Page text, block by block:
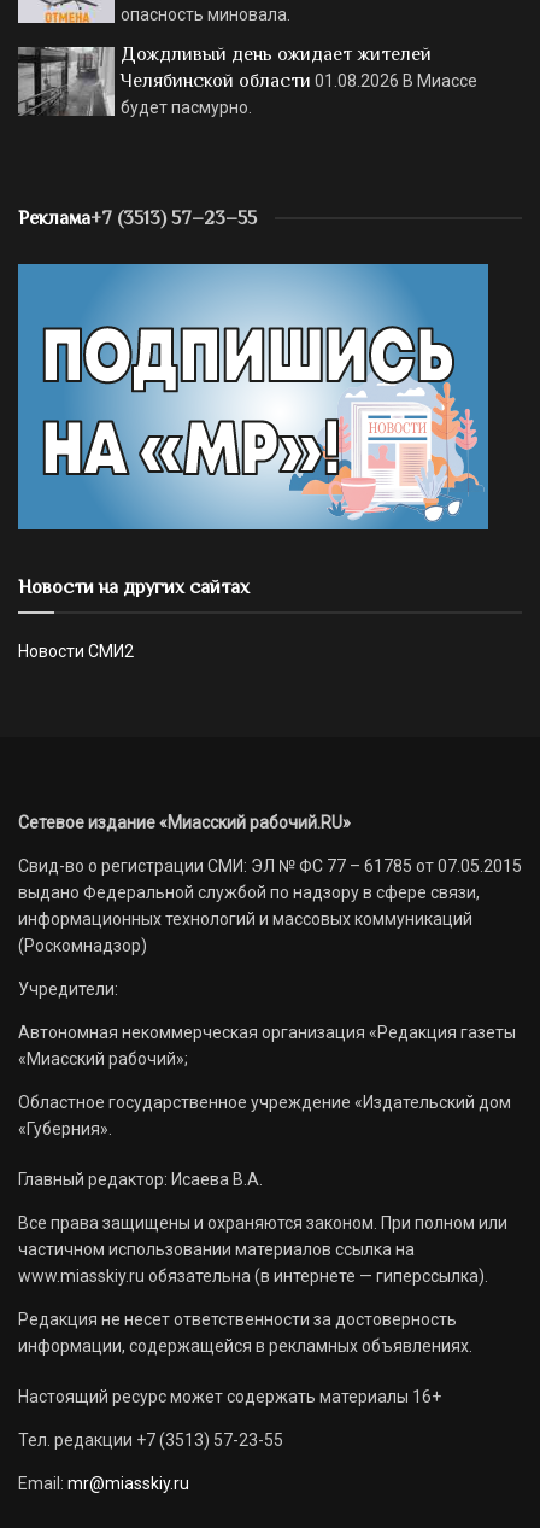
опасность миновала.
Дождливый день ожидает жителей
Челябинской области 01.08.2026 В Миассе
будет пасмурно.
Реклама+7 (3513) 57–23–55
Новости на других сайтах
Новости СМИ2
Сетевое издание «Миасский рабочий.RU»
Свид-во о регистрации СМИ: ЭЛ № ФС 77 – 61785 от 07.05.2015
выдано Федеральной службой по надзору в сфере связи,
информационных технологий и массовых коммуникаций
(Роскомнадзор)
Учредители:
Автономная некоммерческая организация «Редакция газеты
«Миасский рабочий»;
Областное государственное учреждение «Издательский дом
«Губерния».
Главный редактор: Исаева В.А.
Все права защищены и охраняются законом. При полном или
частичном использовании материалов ссылка на
www.miasskiy.ru обязательна (в интернете — гиперссылка).
Редакция не несет ответственности за достоверность
информации, содержащейся в рекламных объявлениях.
Настоящий ресурс может содержать материалы 16+
Тел. редакции +7 (3513) 57-23-55
Email: mr@miasskiy.ru